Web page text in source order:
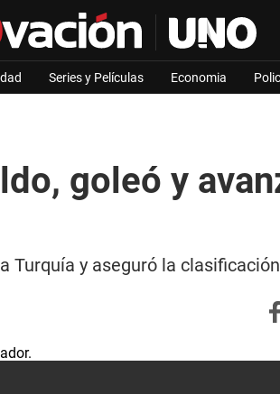
Series y Películas Economia
goleó y
y aseguró la